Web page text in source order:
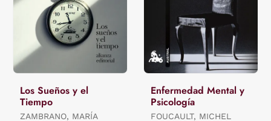
Los Sueños y el
Tiempo
ZAMBRANO, MARÍA
Enfermedad Mental y
Psicología
FOUCAULT, MICHEL